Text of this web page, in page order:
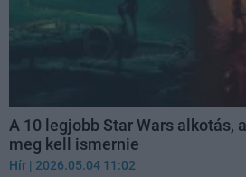
A 10 legjobb Star Wars alkotás,
meg kell ismernie
Hír | 2026.05.04 11:02